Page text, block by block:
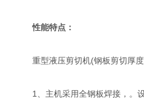
性能特点：
重型液压剪切机(钢板剪切厚度
1、主机采用全钢板焊接，。设